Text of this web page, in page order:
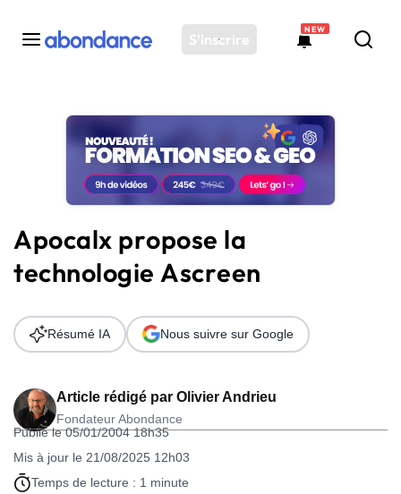
S'inscrire
NEW
Toutes les actus
Actus SEO
Plateforme
Solutions
Ressources
Audit SEO
Apocalx propose la
technologie Ascreen
Article rédigé par Olivier Andrieu
Fondateur Abondance
Publié le 05/01/2004 18h35
Mis à jour le 21/08/2025 12h03
Temps de lecture : 1 minute
Résumé IA Nous suivre sur Google